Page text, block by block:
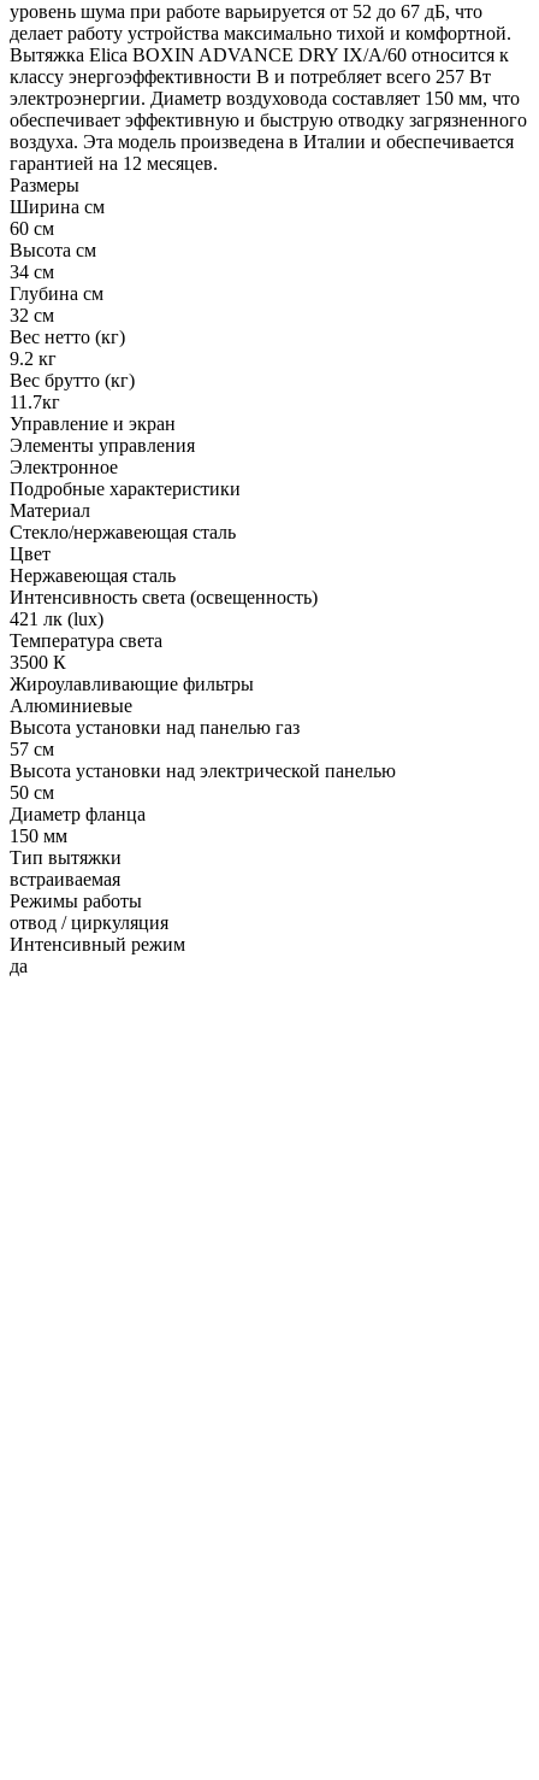
уровень шума при работе варьируется от 52 до 67 дБ, что
делает работу устройства максимально тихой и комфортной.
Вытяжка Elica BOXIN ADVANCE DRY IX/A/60 относится к
классу энергоэффективности B и потребляет всего 257 Вт
электроэнергии. Диаметр воздуховода составляет 150 мм, что
обеспечивает эффективную и быструю отводку загрязненного
воздуха. Эта модель произведена в Италии и обеспечивается
гарантией на 12 месяцев.
Размеры
Ширина см
60 см
Высота см
34 см
Глубина см
32 см
Вес нетто (кг)
9.2 кг
Вес брутто (кг)
11.7кг
Управление и экран
Элементы управления
Электронное
Подробные характеристики
Материал
Стекло/нержавеющая сталь
Цвет
Нержавеющая сталь
Интенсивность света (освещенность)
421 лк (lux)
Температура света
3500 К
Жироулавливающие фильтры
Алюминиевые
Высота установки над панелью газ
57 см
Высота установки над электрической панелью
50 см
Диаметр фланца
150 мм
Тип вытяжки
встраиваемая
Режимы работы
отвод / циркуляция
Интенсивный режим
да